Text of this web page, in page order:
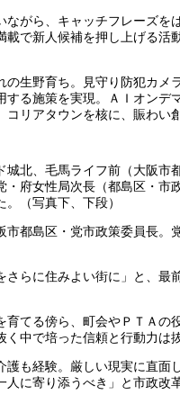
ながら、キャッチフレーズを
載で新人候補を押し上げる活
の生野育ち。見守り防犯カメ
する施策を実現。ＡＩオンデ
コリアタウンを核に、賑わい
城北、毛馬ライフ前（大阪市
・府女性局次長（都島区・市
（写真下、下段）
市都島区・党市政策委員長。
さらに住みよい街に」と、最
育てる傍ら、町会やＰＴＡの
く中で培った信頼と行動力は抜
護も経験。厳しい現実に直面
人に寄り添うべき」と市政改